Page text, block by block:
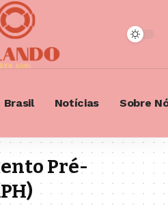
Brasil Notícias Sobre
Pré-